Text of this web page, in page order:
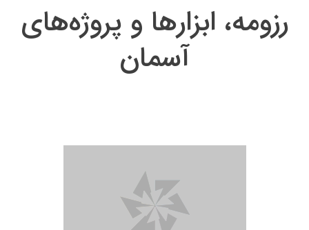
رزومه، ابزارها و پروژه‌های
آسمان